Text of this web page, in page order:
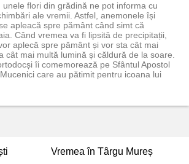
unele flori din grădină ne pot informa cu
ale vremii. Astfel, anemonele își
apleacă spre pământ când simt că
Când vremea va fi lipsită de precipitații,
aplecă spre pământ și vor sta cât mai
cât mai multă lumină și căldură de la soare.
îi comemorează pe Sfântul Apostol
care au pătimit pentru icoana lui
Vremea în Târgu Mureș